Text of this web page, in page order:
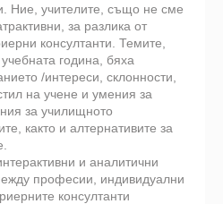
Ние, учителите, също не сме
за разлика от
консултанти. Темите,
година, бяха
/интереси, склонности,
на учене и умения за
за училищното
както и алтернативите за
и аналитични
професии, индивидуални
консултанти